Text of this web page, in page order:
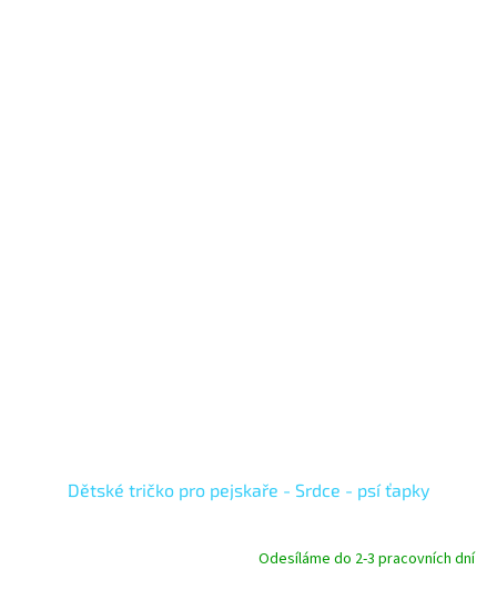
Dětské tričko pro pejskaře - Srdce - psí ťapky
Odesíláme do 2-3 pracovních dní